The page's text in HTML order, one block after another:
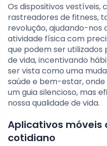
Os dispositivos
rastreadores de fitness,
revolução, ajudando-nos
atividade física com
que podem ser
de vida, incentivando
ser vista como uma
saúde e bem-estar,
um guia silencioso, mas
nossa qualidade de vida.
Aplicativos
cotidiano